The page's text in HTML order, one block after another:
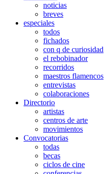
noticias
breves
especiales
todos
fichados
con q de curiosidad
el rebobinador
recorridos
maestros flamencos
entrevistas
colaboraciones
Directorio
artistas
centros de arte
movimientos
Convocatorias
todas
becas
ciclos de cine